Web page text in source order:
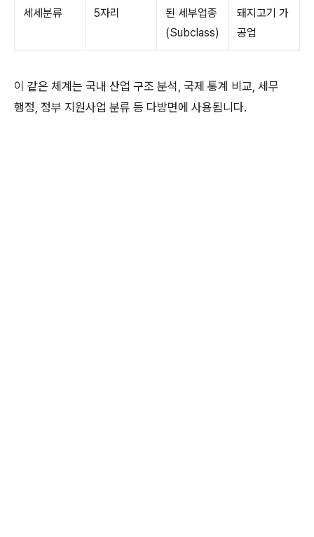
세세분류 5자리
된 세부업종
(Subclass)
돼지고기 가
공업
이 같은 체계는 국내 산업 구조 분석, 국제 통계 비교, 세무
행정, 정부 지원사업 분류 등 다방면에 사용됩니다.